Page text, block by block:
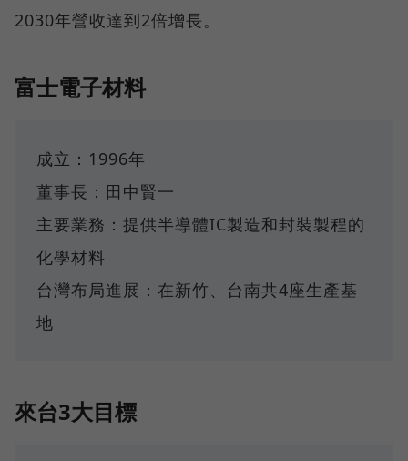
2030年營收達到2倍增長。
富士電子材料
成立：1996年
董事長：田中賢一
主要業務：提供半導體IC製造和封裝製程的
化學材料
台灣布局進展：在新竹、台南共4座生產基
地
來台3大目標